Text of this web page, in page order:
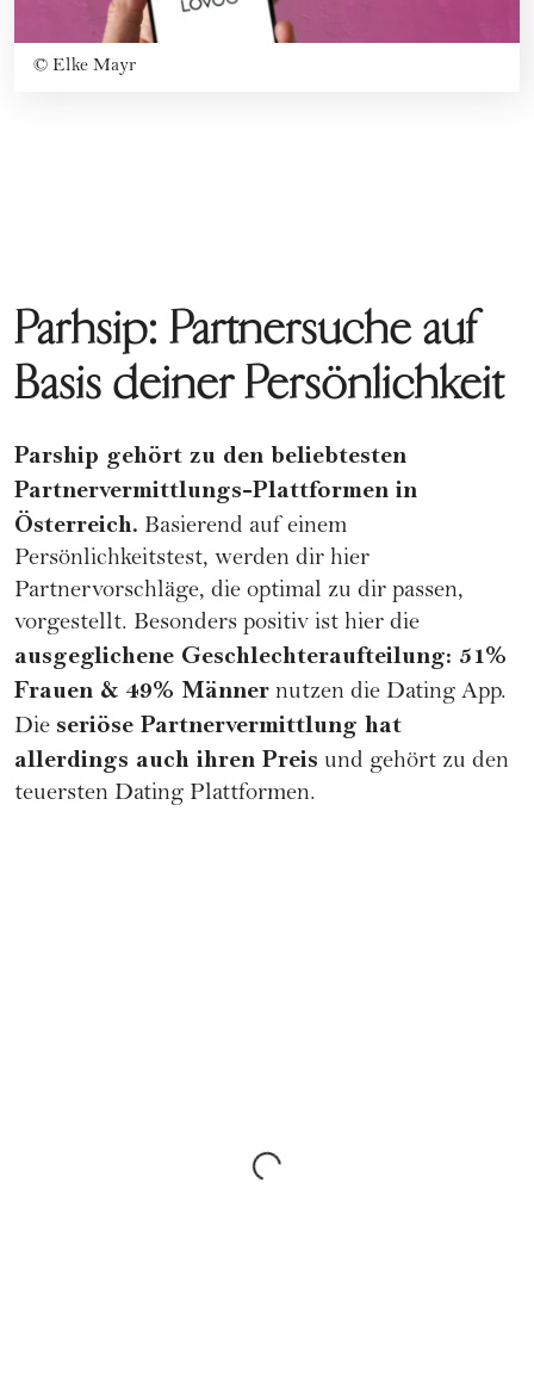
© Elke Mayr
Parhsip: Partnersuche auf
Basis deiner Persönlichkeit
Parship gehört zu den beliebtesten
Partnervermittlungs-Plattformen in
Österreich. Basierend auf einem
Persönlichkeitstest, werden dir hier
Partnervorschläge, die optimal zu dir passen,
vorgestellt. Besonders positiv ist hier die
ausgeglichene Geschlechteraufteilung: 51%
Frauen & 49% Männer nutzen die Dating App.
Die seriöse Partnervermittlung hat
allerdings auch ihren Preis und gehört zu den
teuersten Dating Plattformen.